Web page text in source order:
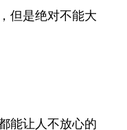
但是绝对不能大
能让人不放心的